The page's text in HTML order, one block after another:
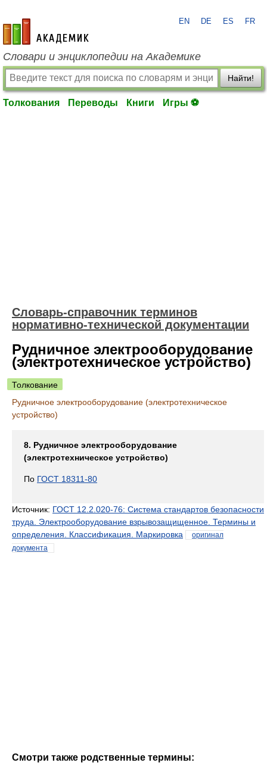
academic.ru
EN DE ES FR
Словари и энциклопедии на Академике
Найти!
Толкования Переводы Книги Игры ⚽
Словарь-справочник терминов
нормативно-технической документации
Рудничное электрооборудование
(электротехническое устройство)
Толкование
Рудничное электрооборудование (электротехническое
устройство)
8. Рудничное электрооборудование
(электротехническое устройство)
По ГОСТ 18311-80
Источник: ГОСТ 12.2.020-76: Система стандартов безопасности
труда. Электрооборудование взрывозащищенное. Термины и
определения. Классификация. Маркировка
оригинал
документа
Смотри также родственные термины: